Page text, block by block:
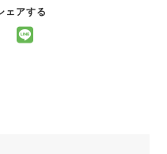
ェアする